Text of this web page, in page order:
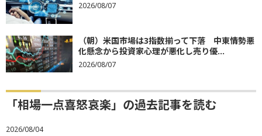
2026/08/07
（朝）米国市場は3指数揃って下落 中東情勢悪
化懸念から投資家心理が悪化し売り優...
2026/08/07
「相場一点喜怒哀楽」の過去記事を読む
2026/08/04